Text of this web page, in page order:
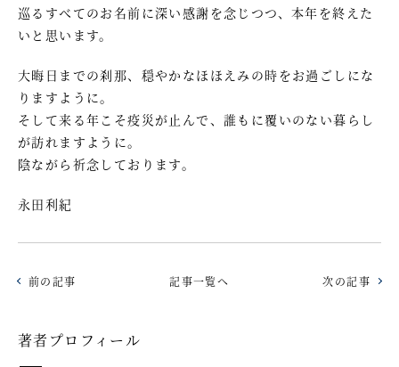
巡るすべてのお名前に深い感謝を念じつつ、本年を終えた
いと思います。
大晦日までの刹那、穏やかなほほえみの時をお過ごしにな
りますように。
そして来る年こそ疫災が止んで、誰もに覆いのない暮らし
が訪れますように。
陰ながら祈念しております。
永田利紀
前の記事 記事一覧へ 次の記事
著者プロフィール